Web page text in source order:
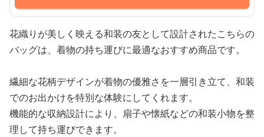
花織りが美しく映える和装の友として設計されたこちらの
バッグは、着物の持ち運びに最適なおすすめ商品です。
繊細な花柄デザインが着物の優雅さを一層引き立て、和装
でのお出かけを特別な体験にしてくれます。
機能的な収納設計により、扇子や懐紙などの和装小物を整
理して持ち運びできます。